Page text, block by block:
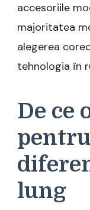
accesoriile
majoritatea
alegerea
tehnologia în
De ce
lung